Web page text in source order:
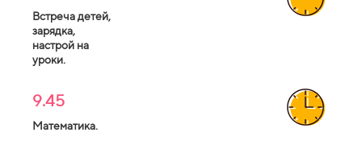
Встреча детей,
зарядка,
настрой на
уроки.
9.45
Математика.